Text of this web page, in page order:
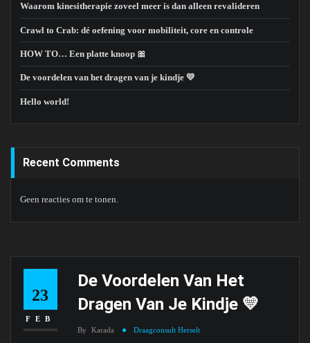
Waarom kinesitherapie zoveel meer is dan alleen revalideren
Crawl to Crab: dé oefening voor mobiliteit, core en controle
HOW TO… Een platte knoop 🎀
De voordelen van het dragen van je kindje 💛
Hello world!
Recent Comments
Geen reacties om te tonen.
23
FEB
De Voordelen Van Het
Dragen Van Je Kindje 💛
By Karada Draagconsult Herselt